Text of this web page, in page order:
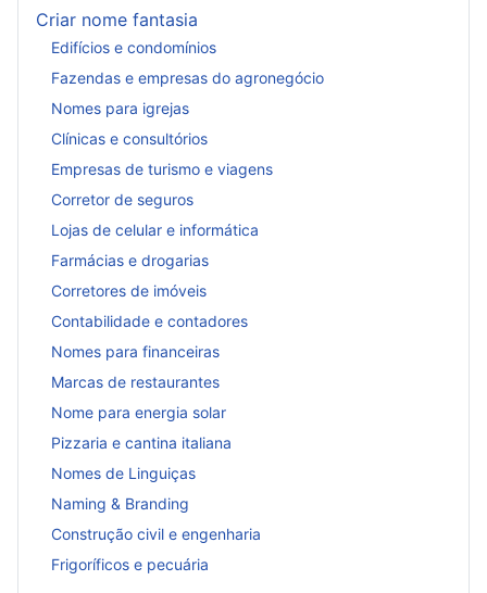
Criar nome fantasia
Edifícios e condomínios
Fazendas e empresas do agronegócio
Nomes para igrejas
Clínicas e consultórios
Empresas de turismo e viagens
Corretor de seguros
Lojas de celular e informática
Farmácias e drogarias
Corretores de imóveis
Contabilidade e contadores
Nomes para financeiras
Marcas de restaurantes
Nome para energia solar
Pizzaria e cantina italiana
Nomes de Linguiças
Naming & Branding
Construção civil e engenharia
Frigoríficos e pecuária